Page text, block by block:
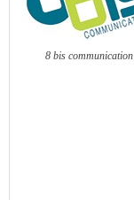
- Conseil
- Conseil
-
des
8 bis communication